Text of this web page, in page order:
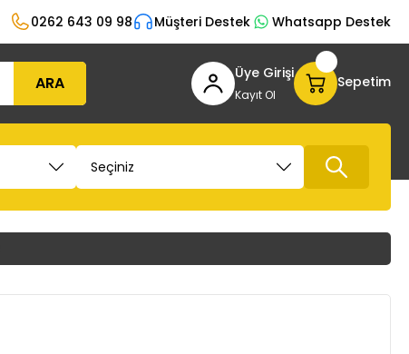
0262 643 09 98 Müşteri Destek Whatsapp Destek
ARA Üye Girişi
Kayıt Ol
Sepetim